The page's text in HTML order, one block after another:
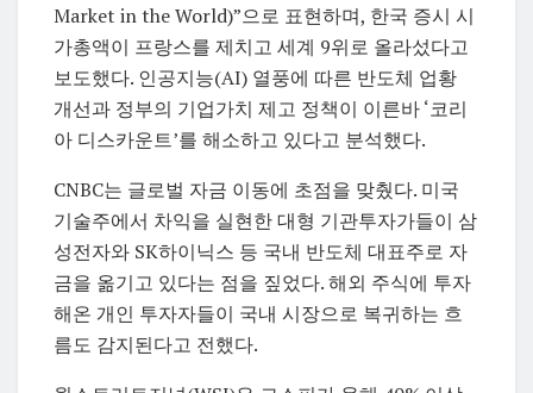
Market in the World)”으로 표현하며, 한국 증시 시
가총액이 프랑스를 제치고 세계 9위로 올라섰다고
보도했다. 인공지능(AI) 열풍에 따른 반도체 업황
개선과 정부의 기업가치 제고 정책이 이른바 ‘코리
아 디스카운트’를 해소하고 있다고 분석했다.
CNBC는 글로벌 자금 이동에 초점을 맞췄다. 미국
기술주에서 차익을 실현한 대형 기관투자가들이 삼
성전자와 SK하이닉스 등 국내 반도체 대표주로 자
금을 옮기고 있다는 점을 짚었다. 해외 주식에 투자
해온 개인 투자자들이 국내 시장으로 복귀하는 흐
름도 감지된다고 전했다.